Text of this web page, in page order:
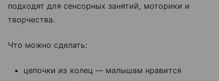
подходят для сенсорных занятий, моторики и
творчества.
Что можно сделать:
цепочки из колец — малышам нравится